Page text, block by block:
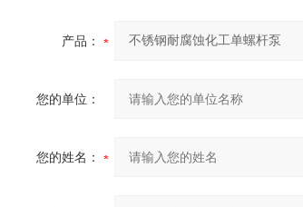
产品：
您的单位：
您的姓名：